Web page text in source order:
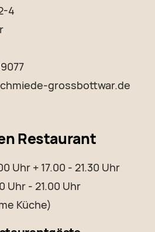
4
grossbottwar.de
Restaurant
Uhr + 17.00 - 21.30 Uhr
Uhr - 21.00 Uhr
Küche)